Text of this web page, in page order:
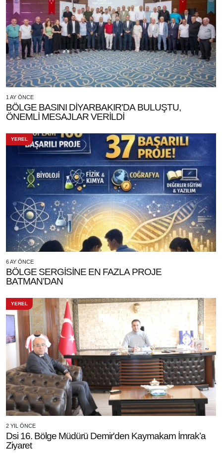
1 AY ÖNCE
BÖLGE BASINI DİYARBAKIR'DA BULUŞTU,
ÖNEMLİ MESAJLAR VERİLDİ
YEREL
6 AY ÖNCE
BÖLGE SERGİSİNE EN FAZLA PROJE
BATMAN’DAN
YEREL
2 YIL ÖNCE
Dsi 16. Bölge Müdürü Demir'den Kaymakam İmrak’a
Ziyaret